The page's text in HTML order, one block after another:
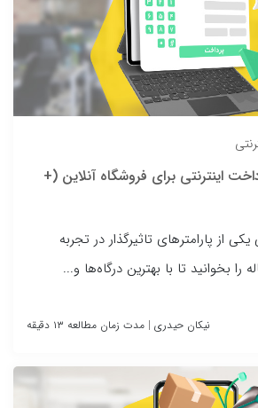
اینترنتی برای فروشگاه آنلاین (+
از پارامترهای تاثیرگذار در تجربه
بخوانید تا با بهترین درگاه‌ها و...
نیکان حیدری | مدت زمان مطالعه ۱۳ دقیقه